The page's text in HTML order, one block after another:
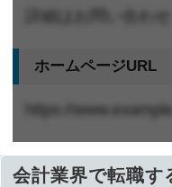
ホームページURL
https://
会計業界で転職す